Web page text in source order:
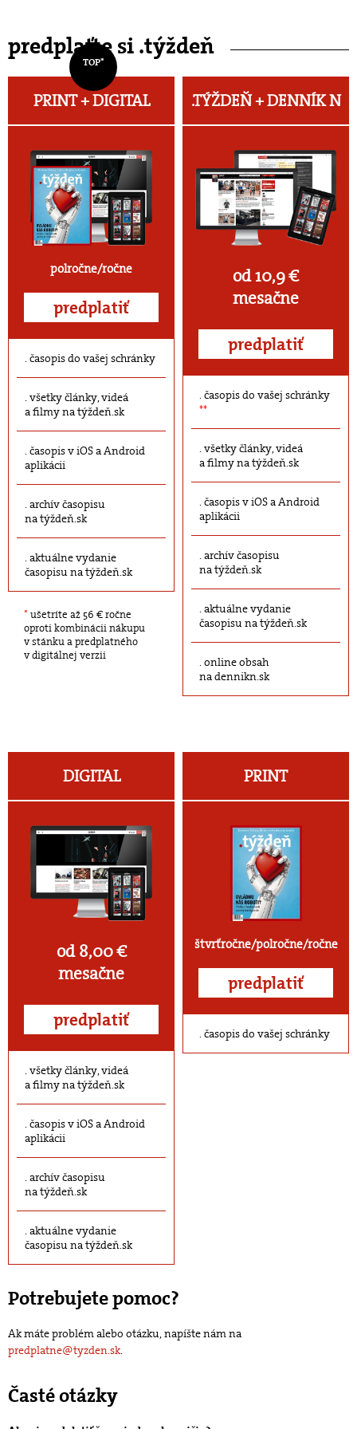
predplaťte si .týždeň
TOP*
PRINT + DIGITAL
polročne/ročne
predplatiť
časopis do vašej schránky
všetky články, videá
a filmy na týždeň.sk
časopis v iOS a Android
aplikácii
archív časopisu
na týždeň.sk
aktuálne vydanie
časopisu na týždeň.sk
* ušetríte až 56 € ročne
oproti kombinácii nákupu
v stánku a predplatného
v digitálnej verzii
.TÝŽDEŇ +DENNÍK N
od 10,9 €
mesačne
predplatiť
časopis do vašej schránky
**
všetky články, videá
a filmy na týždeň.sk
časopis v iOS a Android
aplikácii
archív časopisu
na týždeň.sk
aktuálne vydanie
časopisu na týždeň.sk
online obsah
na dennikn.sk
DIGITAL
od 8,00 €
mesačne
predplatiť
všetky články, videá
a filmy na týždeň.sk
časopis v iOS a Android
aplikácii
archív časopisu
na týždeň.sk
aktuálne vydanie
časopisu na týždeň.sk
PRINT
štvrťročne/polročne/ročne
predplatiť
časopis do vašej schránky
Potrebujete pomoc?
Ak máte problém alebo otázku, napíšte nám na
predplatne@tyzden.sk.
Časté otázky